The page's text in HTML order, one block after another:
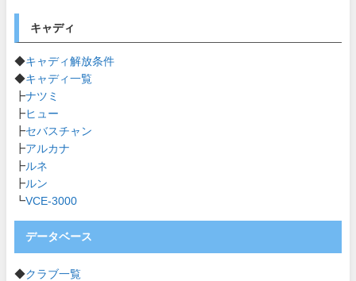
キャディ
◆キャディ解放条件
◆キャディ一覧
┣ナツミ
┣ヒュー
┣セバスチャン
┣アルカナ
┣ルネ
┣ルン
┗VCE-3000
データベース
◆クラブ一覧